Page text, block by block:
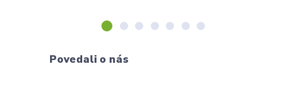
Povedali o nás